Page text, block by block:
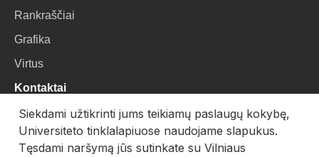
Rankraščiai
Grafika
Virtus
Kontaktai
VU Biblioteka
Universiteto g. 3, LT-01122, Vilnius
Siekdami užtikrinti jums teikiamų paslaugų kokybę,
Universiteto tinklalapiuose naudojame slapukus.
Tęsdami naršymą jūs sutinkate su Vilniaus